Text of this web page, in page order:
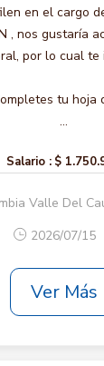
en el cargo
, nos gustaría
por lo cual te
tu hoja
...
Salario : $
Valle Del
2026/07/15
Ver Más